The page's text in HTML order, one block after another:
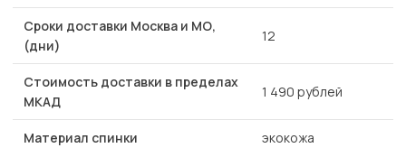
Сроки доставки Москва и МО,
(дни)
12
Стоимость доставки в пределах
МКАД
1 490 рублей
Материал спинки экокожа